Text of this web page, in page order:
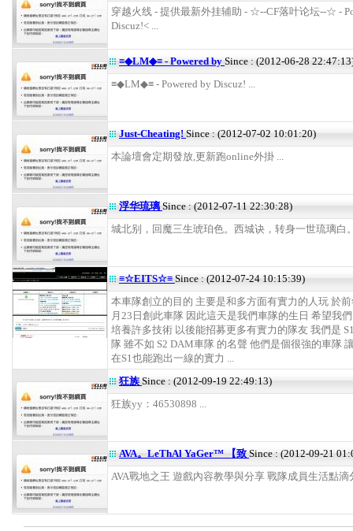
穿越火线 - 提供最新外挂辅助 - ☆--CF落叶论坛--☆ -
Discuz!< ...
≡◆LM◆≡ - Powered by Since : (2012-06-28
≡◆LM◆≡ - Powered by Discuz! ...
Just-Cheating! Since : (2012-07-02 10:01:20)
本論壇會定期發放,更新跑online外掛 ...
浮华琉璃 Since : (2012-07-11 22:30:28)
城北别，回魔三生琥珀色。西城诀，转身一世琉璃白
≡☆EITS☆≡ Since : (2012-07-24 10:15:39)
本車隊創立的目的 主要是和多方面有實力的人玩 於
月23日創此車隊 因此這天是我們車隊的生日 希望我
培養許多技術 以後能招募更多有實力的隊友 我們是
隊 雖不如 S2 DAM車隊 的名聲 他們是個很強的車隊
在S1也能跑出一線的實力 ...
狂族 Since : (2012-09-19 22:49:13)
狂族yy：46530898 ...
AVA。LeThAl YaGer™ 【致 Since : (2012-09-21
AVA戰地之王 遊戲內容教學與分享 戰隊成員生活點滴